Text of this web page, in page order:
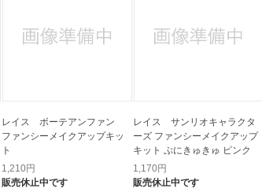
レイス ボーテアンファン
ファンシーメイクアップキッ
ト
1,210円
販売休止中です
レイス サンリオキャラクタ
ーズ ファンシーメイクアップ
キット ぷにきゅきゅ ピンク
1,170円
販売休止中です